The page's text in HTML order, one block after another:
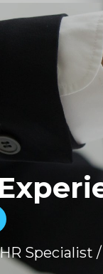
HR Specialist /